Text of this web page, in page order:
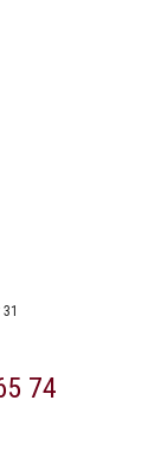
74